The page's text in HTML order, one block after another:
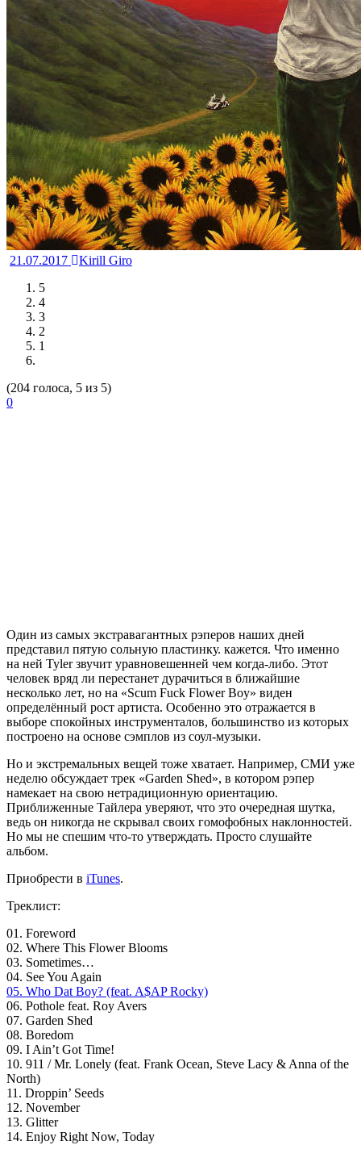
21.07.2017
Kirill Giro
5
4
3
2
1
(204 голоса, 5 из 5)
0
Один из самых экстравагантных рэперов наших дней
представил пятую сольную пластинку. кажется. Что именно
на ней Tylerзвучит уравновешенней чем когда-либо. Этот
человек вряд ли перестанет дурачиться в ближайшие
несколько лет, но на «Scum Fuck Flower Boy» виден
определённый рост артиста. Особенно это отражается в
выборе спокойных инструменталов, большинство из которых
построено на основе сэмплов из соул-музыки.
Но и экстремальных вещей тоже хватает. Например, СМИ уже
неделю обсуждает трек «Garden Shed», в котором рэпер
намекает на свою нетрадиционную ориентацию.
Приближенные Тайлера уверяют, что это очередная шутка,
ведь он никогда не скрывал своих гомофобных наклонностей.
Но мы не спешим что-то утверждать. Просто слушайте
альбом.
Приобрести в iTunes.
Треклист:
01. Foreword
02. Where This Flower Blooms
03. Sometimes…
04. See You Again
05. Who Dat Boy? (feat. A$AP Rocky)
06. Pothole feat. Roy Avers
07. Garden Shed
08. Boredom
09. I Ain’t Got Time!
10. 911 / Mr. Lonely (feat. Frank Ocean, Steve Lacy & Anna of the
North)
11. Droppin’ Seeds
12. November
13. Glitter
14. Enjoy Right Now, Today